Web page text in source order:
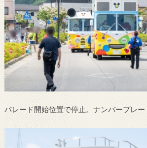
パレード開始位置で停止。ナンバープレー